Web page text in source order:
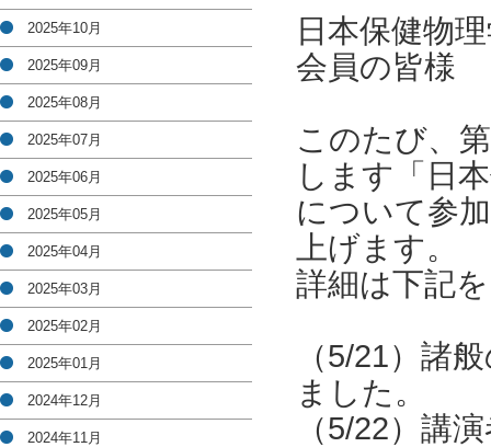
日本保健物
会員の皆様
このたび、
します「日
について参
上げます。
詳細は下記
（5/21）諸
ました。
（5/22）講
2025年10月
2025年09月
2025年08月
2025年07月
2025年06月
2025年05月
2025年04月
2025年03月
2025年02月
2025年01月
2024年12月
2024年11月